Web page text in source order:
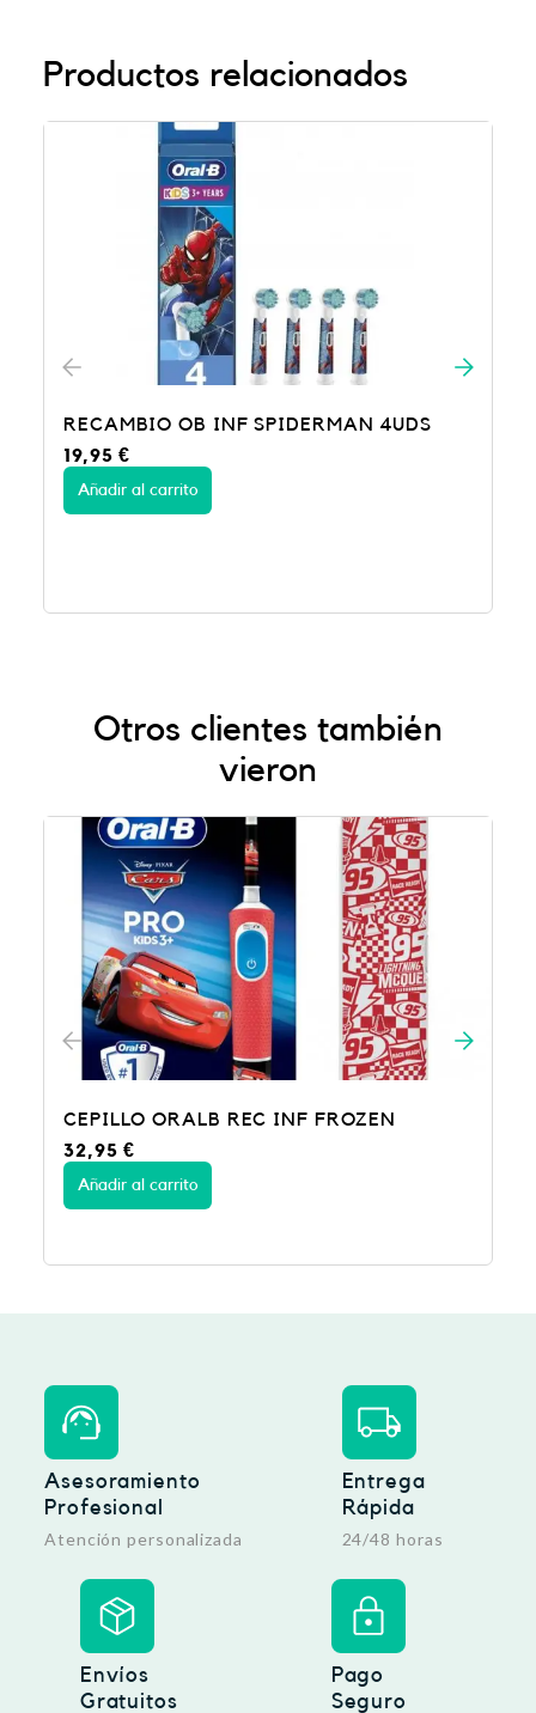
Productos relacionados
ORAL B CEPILLO PRO MORA 2CAB
29,95
Añadir al carrito
Otros clientes también
vieron
CEPILLO ORALB REC INF SPIDERMA
Añadir al carrito
Asesoramiento
Profesional
Atención personalizada
Entrega
Rápida
24/48 horas
Envíos
Gratuitos
Pago
Seguro